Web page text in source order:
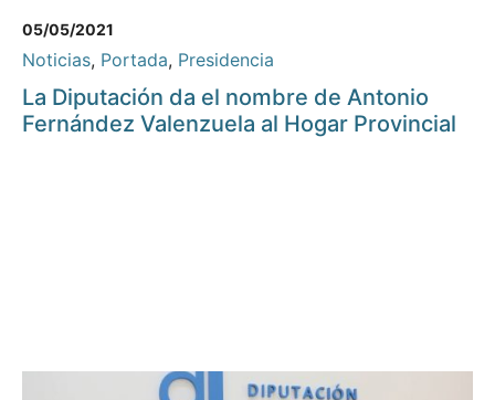
05/05/2021
Noticias, Portada, Presidencia
La Diputación da el nombre de Antonio
Fernández Valenzuela al Hogar Provincial